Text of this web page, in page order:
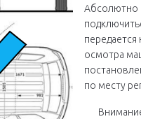
Абсолютно
осмотра
по месту